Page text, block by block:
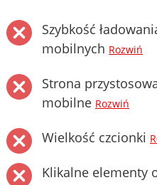
Szybkość
mobilnych Rozwiń
Strona
mobilne Rozwiń
Wielkość czcionki
Klikalne elementy